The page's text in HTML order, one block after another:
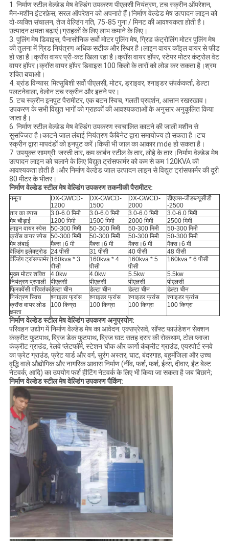
1. निर्माण स्टील वेल्डेड मेष वेल्डिंग उपकरण पीएलसी नियंत्रण, टच स्क्रीन ऑपरेशन,
मैन-मशीन इंटरफ़ेस, सरल ऑपरेशन को अपनाते हैं।निर्माण वेल्डेड मेष उत्पादन लाइन को
दो-व्यक्ति संचालन, तेज वेल्डिंग गति, 75-85 गुना / मिनट की आवश्यकता होती है।
उत्पादन क्षमता बढ़ाएं।ग्राहकों के लिए लाभ कमाने के लिए।
3. पुलिंग मेष डिवाइस, पैनासोनिक सर्वो मोटर पुलिंग मेष, ग्रिड कंट्रोलिंग मोटर पुलिंग मेष
की तुलना में ग्रिड नियंत्रण अधिक सटीक और स्थिर है।लाइन वायर कॉइल वायर से फीड
हो रहा है।क्रॉस वायर प्री-कट खिला रहा है।क्रॉस वायर हॉपर, स्टेपर मोटर कंट्रोल वेट
वायर हॉपर।क्रॉस वायर हॉपर डिवाइस 100 किलो के तारों को लोड कर सकता है।श्रम
शक्ति बचाओ।
4. ब्रांड विन्यास: मित्सुबिशी सर्वो पीएलसी, मोटर, ड्राइवर, श्नाइडर संपर्ककर्ता, डेल्टा
पलटनेवाला, वेलोन टच स्क्रीन और इतने पर।
5. टच स्क्रीन इनपुट पैरामीटर, एक बटन स्विच, गलती प्रदर्शन, आसान रखरखाव।
उपकरण के सभी विद्युत भागों को ग्राहकों की आवश्यकताओं के अनुसार अनुकूलित किया
जाता है।
6. निर्माण स्टील वेल्डेड मेष वेल्डिंग उपकरण स्वचालित काटने की जाली मशीन से
सुसज्जित है।काटने जाल लंबाई नियंत्रण कैबिनेट द्वारा समायोज्य हो सकता है।टच
स्क्रीन द्वारा मापदंडों को इनपुट करें।किसी भी जाल का आकार mde हो सकता है।
7. उपयुक्त सामग्री: जस्ती तार, कम कार्बन स्टील के तार, लोहे के तार।निर्माण वेल्डेड मेष
उत्पादन लाइन को चलाने के लिए विद्युत ट्रांसफार्मर को कम से कम 120KVA की
आवश्यकता होती है।और निर्माण वेल्डेड जाल उत्पादन लाइन से विद्युत ट्रांसफार्मर की दूरी
80 मीटर के भीतर।
निर्माण वेल्डेड स्टील मेष वेल्डिंग उपकरण तकनीकी पैरामीटर:
नमूना
DX-GWCD-
1200
DX-GWCD-
1500
DX-GWCD-
2000
डीएक्स-जीडब्ल्यूसीडी
-2500
तार का व्यास
3.0-6.0 मिमी 3.0-6.0 मिमी 3.0-6.0 मिमी
3.0-6.0 मिमी
मेष चौड़ाई
1200 मिमी 1500 मिमी 2000 मिमी
2500 मिमी
लाइन वायर स्पेस
50-300 मिमी 50-300 मिमी 50-300 मिमी
50-300 मिमी
क्रॉस वायर स्पेस 50-300 मिमी 50-300 मिमी 50-300 मिमी
50-300 मिमी
मेष लंबाई
मैक्स।6 मी मैक्स।6 मी मैक्स।6 मी
मैक्स।6 मी
वेल्डिंग इलेक्ट्रोड 24 पीसी 31 पीसी 40 पीसी
48 पीसी
वेल्डिंग ट्रांसफार्मर 160kva * 3
पीसी
160kva * 4
पीसी
160kva * 5
पीसी
160kva * 6 पीसी
मुख्य मोटर शक्ति 4.0kw 4.0kw 5.5kw
5.5kw
नियंत्रण प्रणाली
पीएलसी पीएलसी पीएलसी
पीएलसी
फ्रिक्वेंसी परिवर्तकडेल्टा चीन डेल्टा चीन डेल्टा चीन
डेल्टा चीन
नियंत्रण स्विच
श्नाइडर फ्रांस श्नाइडर फ्रांस श्नाइडर फ्रांस
श्नाइडर फ्रांस
क्रॉस वायर लोड
क्षमता
100 किग्रा 100 किग्रा 100 किग्रा 100 किग्रा
निर्माण वेल्डेड स्टील मेष वेल्डिंग उपकरण अनुप्रयोग:
परिवहन उद्योग में निर्माण वेल्डेड मेष का आवेदन: एक्सप्रेसवे, सॉफ्ट फाउंडेशन सेक्शन
कंक्रीट फुटपाथ, ब्रिज डेक फुटपाथ, ब्रिज घाट सतह दरार की रोकथाम, टोल प्लाजा
कंक्रीट ग्राउंड, रेलवे प्लेटफॉर्म, स्टेशन चौक और कार्गो कंक्रीट ग्राउंड, एयरपोर्ट रनवे
का फ्रेट ग्राउंड, फ्रेट यार्ड और वर्ग, सुरंग अस्तर, घाट, बंदरगाह, बहुमंजिला और उच्च
वृद्धि वाले औद्योगिक और नागरिक आवास निर्माण (नींव, फर्श, फर्श, ईव्स, दीवार, ईंट बेल्ट
नेटवर्क, आदि) का उपयोग फर्श हीटिंग नेटवर्क के लिए भी किया जा सकता है जब बिछाने;
निर्माण वेल्डेड स्टील मेष वेल्डिंग उपकरण पैकिंग: